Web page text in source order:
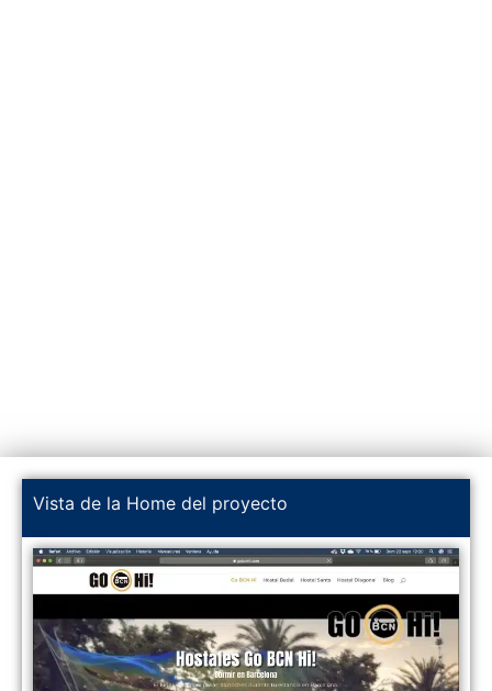
Vista de la Home del proyecto